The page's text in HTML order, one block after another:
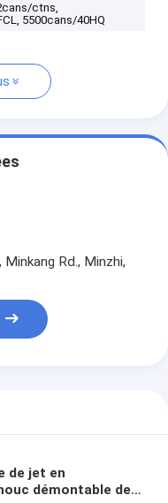
ctns,
5500cans/40HQ
Rd., Minzhi,
de jet en
démontable de